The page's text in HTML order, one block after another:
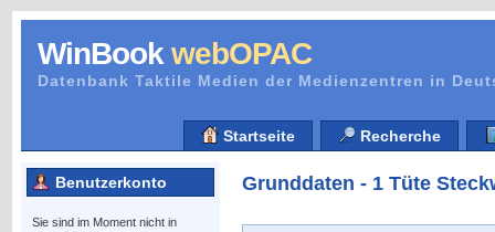
WinBook webOPAC
Datenbank Taktile Medien der Medienzentren in
Startseite Recherche
Benutzerkonto
Sie sind im Moment nicht in
Grunddaten - 1 Tüte